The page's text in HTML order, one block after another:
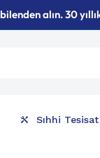
alın. 30
Sıhhi Tesisat